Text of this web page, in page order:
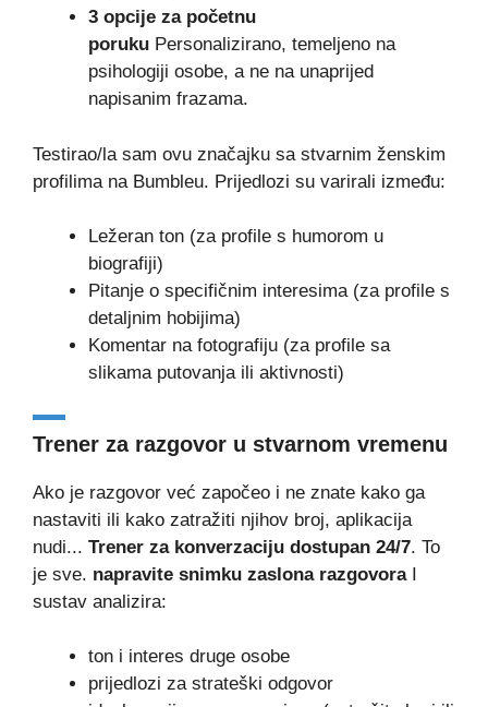
3 opcije za početnu
poruku Personalizirano, temeljeno na
psihologiji osobe, a ne na unaprijed
napisanim frazama.
Testirao/la sam ovu značajku sa stvarnim ženskim
profilima na Bumbleu. Prijedlozi su varirali između:
Ležeran ton (za profile s humorom u
biografiji)
Pitanje o specifičnim interesima (za profile s
detaljnim hobijima)
Komentar na fotografiju (za profile sa
slikama putovanja ili aktivnosti)
Trener za razgovor u stvarnom vremenu
Ako je razgovor već započeo i ne znate kako ga
nastaviti ili kako zatražiti njihov broj, aplikacija
nudi... Trener za konverzaciju dostupan 24/7. To
je sve. napravite snimku zaslona razgovoraI
sustav analizira:
ton i interes druge osobe
prijedlozi za strateški odgovor